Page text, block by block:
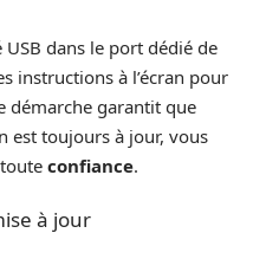
USB dans le port dédié de
instructions à l’écran pour
démarche garantit que
est toujours à jour, vous
confiance.
à jour